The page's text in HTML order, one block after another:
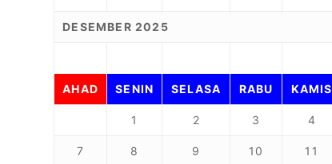
DESEMBER 2025
AHAD SENIN SELASA RABU KAMIS
1 2 3 4
7 8 9 10 11